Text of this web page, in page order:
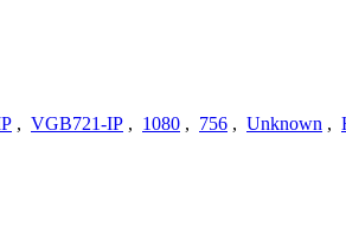
, VGB721-IP , 1080 , 756 , Unknown ,